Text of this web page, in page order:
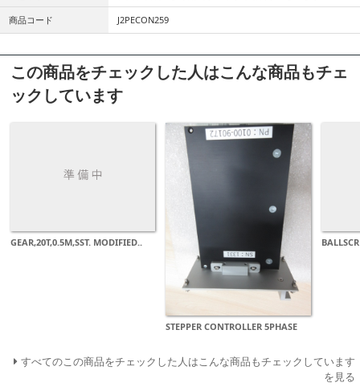
商品コード J2PECON259
この商品をチェックした人はこんな商品もチェ
ックしています
GEAR,20T,0.5M,SST. MODIFIED..
STEPPER CONTROLLER 5PHASE
すべてのこの商品をチェックした人はこんな商品もチェックしています
を見る